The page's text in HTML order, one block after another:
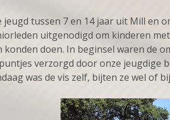
jeugd tussen 7 en 14 jaar uit Mill en
uitgenodigd om kinderen
konden doen. In beginsel waren de
verzorgd door onze jeugdige
was de vis zelf, bijten ze wel of